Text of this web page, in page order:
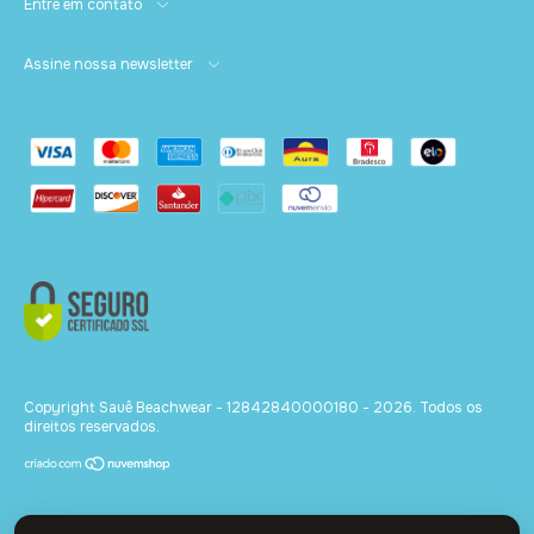
Entre em contato
Assine nossa newsletter
Copyright Sauê Beachwear - 12842840000180 - 2026. Todos os
direitos reservados.